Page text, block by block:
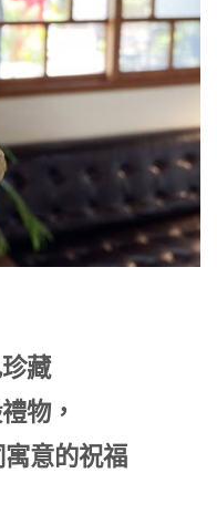
藏
物，
意的祝福